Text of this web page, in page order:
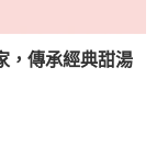
，傳承經典甜湯